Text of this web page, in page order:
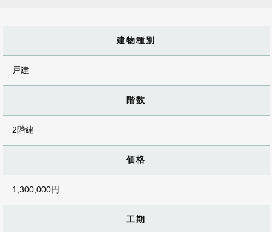
建物種別
戸建
階数
2階建
価格
1,300,000円
工期